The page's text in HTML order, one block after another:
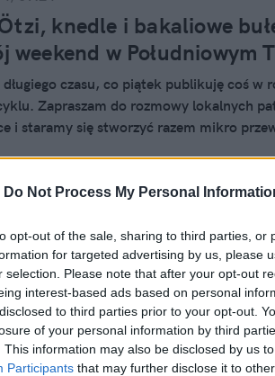
Do Not Process My Personal
opt-out of the sale, sharing to third parties, or
for targeted advertising by us, please
selection. Please note that after your opt-out
interest-based ads based on personal
to third parties prior to your opt-out.
of your personal information by third
This information may also be disclosed by us
Participants that may further disclose it to
knedle i bakaliowe
weekend w Południowym
czasu, co piątek publikuję coś w
Zapraszam do rozmowy lokalnych
i staramy się stworzyć razem mikro
jest w Polsce, a w północnych Włoszech i
05:36
byśmy tak najmilszy..
na weekend? Żeby odpocząć,
albo złapać trochę świeżego powietrza.
jeden – dwa dni tylko dla siebie. My